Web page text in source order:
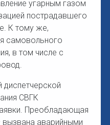
угарным газом
пострадавшего
К тому же,
самовольного
в том числе с
диспетчерской
СВГК
Преобладающая
вызвана аварийными